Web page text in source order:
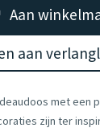
Aan
aan
met een
zijn ter